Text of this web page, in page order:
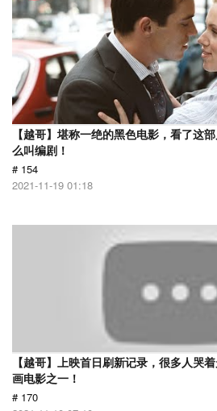
【越哥】堪称一绝的黑色电影，看了这
么叫编剧！
# 154
2021-11-19 01:18
【越哥】上映首日刷新记录，很多人哭
画电影之一！
# 170